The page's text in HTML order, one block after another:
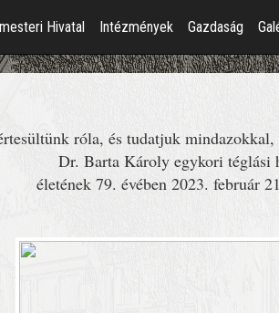
Hivatal Intézmények Gazdaság
róla, és tudatjuk
Dr. Barta Károly egykori téglási
életének 79. évében 2023. február